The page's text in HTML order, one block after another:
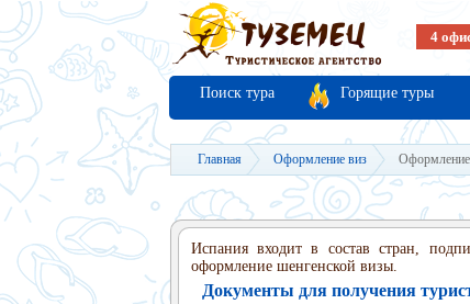
4
Поиск тура Горящие туры
Главная Оформление виз
Испания входит в состав стран,
оформление шенгенской визы.
Документы для получения